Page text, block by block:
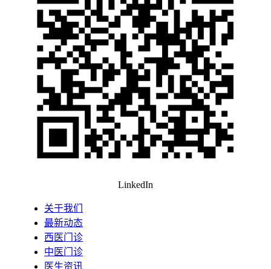
LinkedIn
关于我们
最新动态
西医门诊
中医门诊
医生资讯